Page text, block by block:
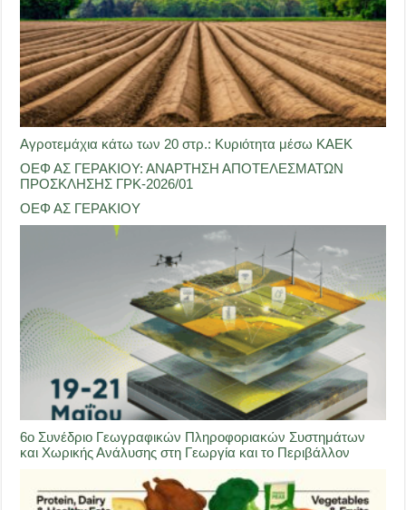
Αγροτεμάχια κάτω των 20 στρ.: Κυριότητα μέσω ΚΑΕΚ
ΟΕΦ ΑΣ ΓΕΡΑΚΙΟΥ: ΑΝΑΡΤΗΣΗ ΑΠΟΤΕΛΕΣΜΑΤΩΝ
ΠΡΟΣΚΛΗΣΗΣ ΓΡΚ-2026/01
ΟΕΦ ΑΣ ΓΕΡΑΚΙΟΥ
6ο Συνέδριο Γεωγραφικών Πληροφοριακών Συστημάτων
και Χωρικής Ανάλυσης στη Γεωργία και το Περιβάλλον